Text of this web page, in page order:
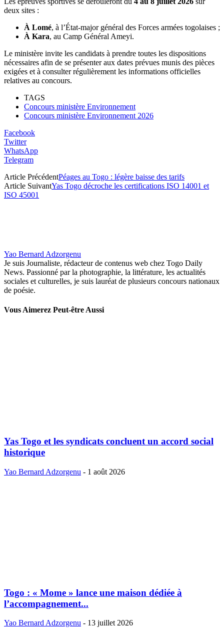
deux sites :
À Lomé, à l’État-major général des Forces armées togolaises ;
À Kara, au Camp Général Ameyi.
Le ministère invite les candidats à prendre toutes les dispositions
nécessaires afin de se présenter aux dates prévues munis des pièces
exigées et à consulter régulièrement les informations officielles
relatives au concours.
TAGS
Concours ministère Environnement
Concours ministère Environnement 2026
Facebook
Twitter
WhatsApp
Telegram
Article PrécédentPéages au Togo : légère baisse des tarifs
Article SuivantYas Togo décroche les certifications ISO 14001 et
ISO 45001
Yao Bernard Adzorgenu
Je suis Journaliste, rédacteur de contenus web chez Togo Daily
News. Passionné par la photographie, la littérature, les actualités
sociales et culturelles, je suis lauréat de plusieurs concours nationaux
de poésie.
Vous Aimerez Peut-être Aussi
Yas Togo et les syndicats concluent un accord social
historique
Yao Bernard Adzorgenu - 1 août 2026
Togo : « Mome » lance une maison dédiée à
l’accompagnement...
Yao Bernard Adzorgenu - 13 juillet 2026